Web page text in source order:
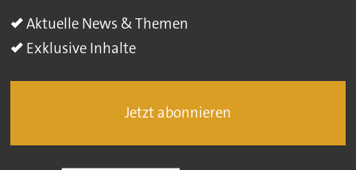
Aktuelle News & Themen
Exklusive Inhalte
Jetzt abonnieren